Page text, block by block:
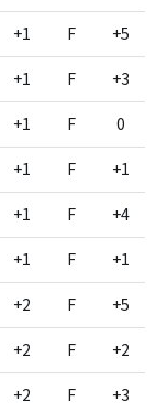
+1 F +5
+1 F +3
+1 F 0
+1 F +1
+1 F +4
+1 F +1
+2 F +5
+2 F +2
+2 F +3